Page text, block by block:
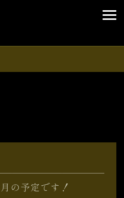
の予定です！